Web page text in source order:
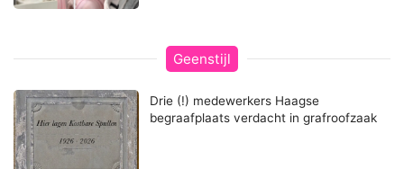
Geenstijl
Drie (!) medewerkers Haagse
begraafplaats verdacht in grafroofzaak